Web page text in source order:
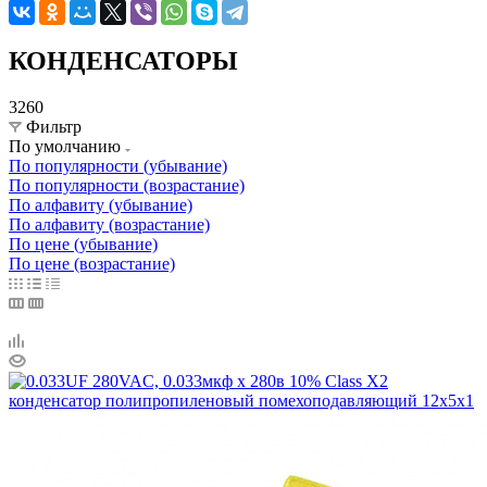
КОНДЕНСАТОРЫ
3260
Фильтр
По умолчанию
По популярности (убывание)
По популярности (возрастание)
По алфавиту (убывание)
По алфавиту (возрастание)
По цене (убывание)
По цене (возрастание)